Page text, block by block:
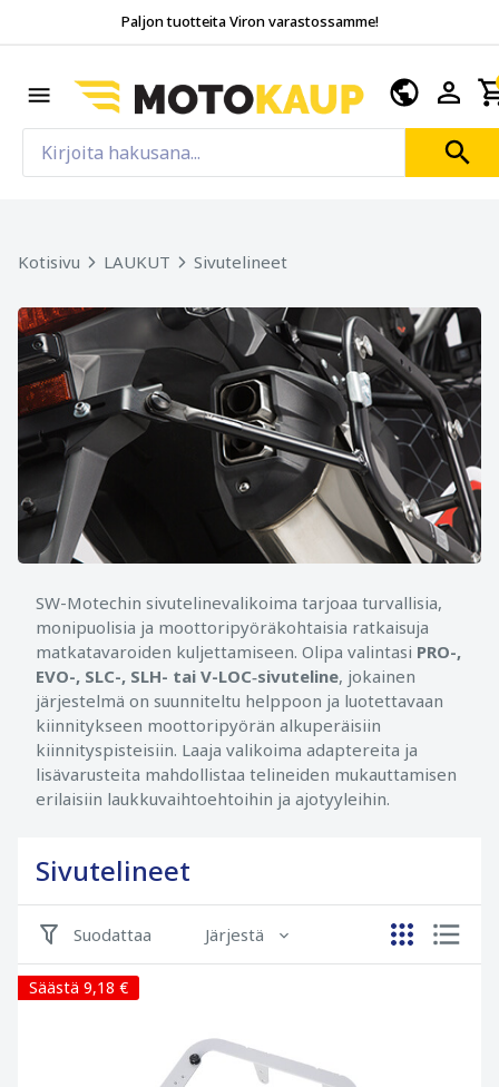
Paljon tuotteita Viron varastossamme!
Kotisivu LAUKUT Sivutelineet
SW-Motechin sivutelinevalikoima tarjoaa turvallisia,
monipuolisia ja moottoripyöräkohtaisia ratkaisuja
matkatavaroiden kuljettamiseen. Olipa valintasi PRO-,
EVO-, SLC-, SLH- tai V-LOC‑sivuteline, jokainen
järjestelmä on suunniteltu helppoon ja luotettavaan
kiinnitykseen moottoripyörän alkuperäisiin
kiinnityspisteisiin. Laaja valikoima adaptereita ja
lisävarusteita mahdollistaa telineiden mukauttamisen
erilaisiin laukkuvaihtoehtoihin ja ajotyyleihin.
Sivutelineet
Suodattaa Järjestä
Säästä 9,18 €